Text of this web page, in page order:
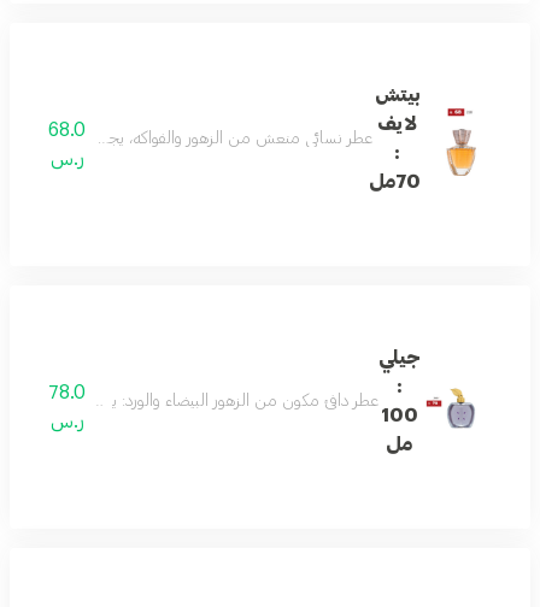
بيتش
لايف
:
70مل
عطر نسائي منعش من الزهور والفواكه، يجمع بين الليمون، الزنجبيل،
68.0
ر.س
جيلي
:
100
مل
عطر دافئ مكون من الزهور البيضاء والورد: يعكس جوهر
78.0
ر.س